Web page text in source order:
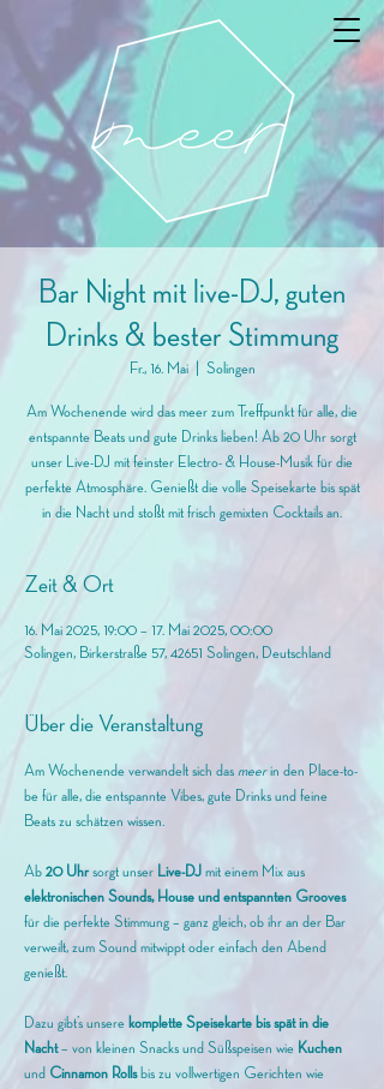
Bar Night mit live-DJ, guten
Drinks & bester Stimmung
Fr., 16. Mai
  |
Solingen
Am Wochenende wird das meer zum Treffpunkt für alle, die
entspannte Beats und gute Drinks lieben! Ab 20 Uhr sorgt
unser Live-DJ mit feinster Electro- & House-Musik für die
perfekte Atmosphäre. Genießt die volle Speisekarte bis spät
in die Nacht und stoßt mit frisch gemixten Cocktails an.
Zeit & Ort
16. Mai 2025, 19:00 – 17. Mai 2025, 00:00
Solingen, Birkerstraße 57, 42651 Solingen, Deutschland
Über die Veranstaltung
Am Wochenende verwandelt sich das meer in den Place-to-
be für alle, die entspannte Vibes, gute Drinks und feine
Beats zu schätzen wissen.
Ab 20 Uhr sorgt unser Live-DJ mit einem Mix aus
elektronischen Sounds, House und entspannten Grooves
für die perfekte Stimmung – ganz gleich, ob ihr an der Bar
verweilt, zum Sound mitwippt oder einfach den Abend
genießt.
Dazu gibt’s unsere komplette Speisekarte bis spät in die
Nacht – von kleinen Snacks und Süßspeisen wie Kuchen
und Cinnamon Rolls bis zu vollwertigen Gerichten wie